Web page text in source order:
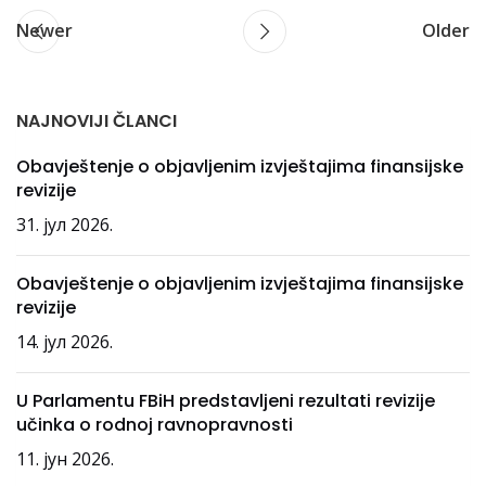
Newer Older
NAJNOVIJI ČLANCI
Obavještenje o objavljenim izvještajima finansijske
revizije
31. јул 2026.
Obavještenje o objavljenim izvještajima finansijske
revizije
14. јул 2026.
U Parlamentu FBiH predstavljeni rezultati revizije
učinka o rodnoj ravnopravnosti
11. јун 2026.